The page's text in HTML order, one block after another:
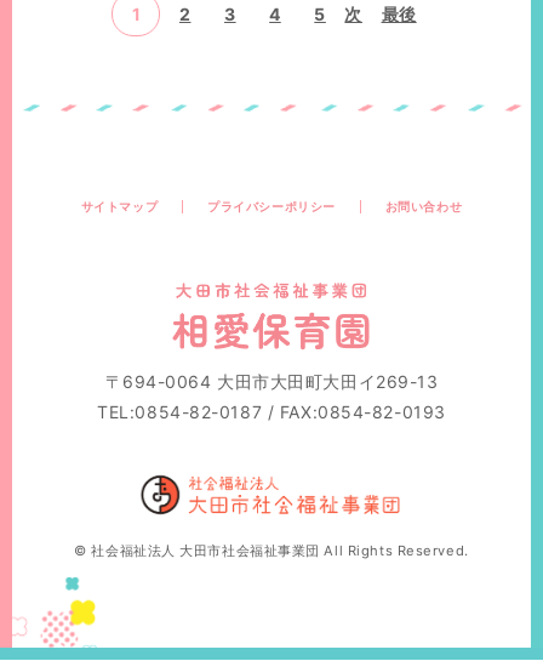
1 2 3 4 5 次 最後
サイトマップ プライバシーポリシー お問い合わせ
〒694-0064 大田市大田町大田イ269-13
TEL:0854-82-0187 / FAX:0854-82-0193
© 社会福祉法人 大田市社会福祉事業団 All Rights Reserved.